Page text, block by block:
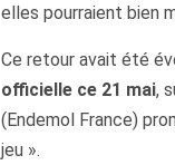
elles pourraient bien
Ce retour avait été
officielle ce 21 mai,
(Endemol France)
jeu ».